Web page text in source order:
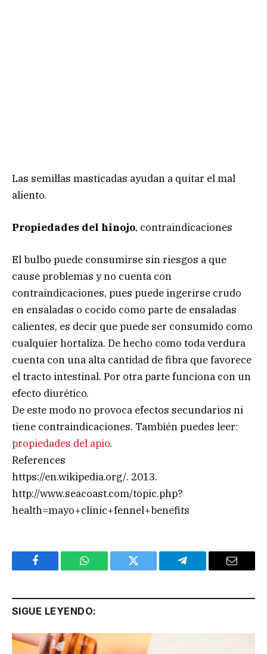
Las semillas masticadas ayudan a quitar el mal
aliento.
Propiedades del hinojo, contraindicaciones
El bulbo puede consumirse sin riesgos a que
cause problemas y no cuenta con
contraindicaciones, pues puede ingerirse crudo
en ensaladas o cocido como parte de ensaladas
calientes, es decir que puede ser consumido como
cualquier hortaliza. De hecho como toda verdura
cuenta con una alta cantidad de fibra que favorece
el tracto intestinal. Por otra parte funciona con un
efecto diurético.
De este modo no provoca efectos secundarios ni
tiene contraindicaciones. También puedes leer:
propiedades del apio.
References
https://en.wikipedia.org/. 2013.
http://www.seacoast.com/topic.php?
health=mayo+clinic+fennel+benefits
Facebook WhatsApp Twitter Telegram Email
SIGUE LEYENDO: